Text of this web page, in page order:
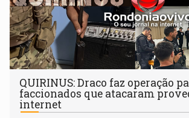
QUIRINUS: Draco faz operação
faccionados que atacaram
internet